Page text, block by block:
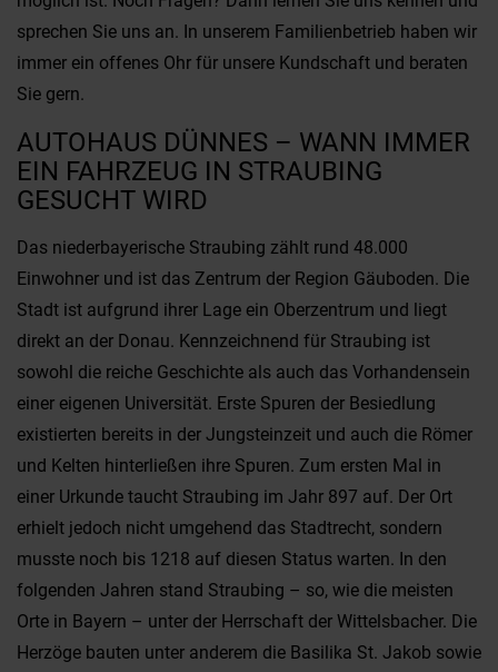
sprechen Sie uns an. In unserem Familienbetrieb haben wir
immer ein offenes Ohr für unsere Kundschaft und beraten
Sie gern.
AUTOHAUS DÜNNES – WANN IMMER
EIN FAHRZEUG IN STRAUBING
GESUCHT WIRD
Das niederbayerische Straubing zählt rund 48.000
Einwohner und ist das Zentrum der Region Gäuboden. Die
Stadt ist aufgrund ihrer Lage ein Oberzentrum und liegt
direkt an der Donau. Kennzeichnend für Straubing ist
sowohl die reiche Geschichte als auch das Vorhandensein
einer eigenen Universität. Erste Spuren der Besiedlung
existierten bereits in der Jungsteinzeit und auch die Römer
und Kelten hinterließen ihre Spuren. Zum ersten Mal in
einer Urkunde taucht Straubing im Jahr 897 auf. Der Ort
erhielt jedoch nicht umgehend das Stadtrecht, sondern
musste noch bis 1218 auf diesen Status warten. In den
folgenden Jahren stand Straubing – so, wie die meisten
Orte in Bayern – unter der Herrschaft der Wittelsbacher. Die
Herzöge bauten unter anderem die Basilika St. Jakob sowie